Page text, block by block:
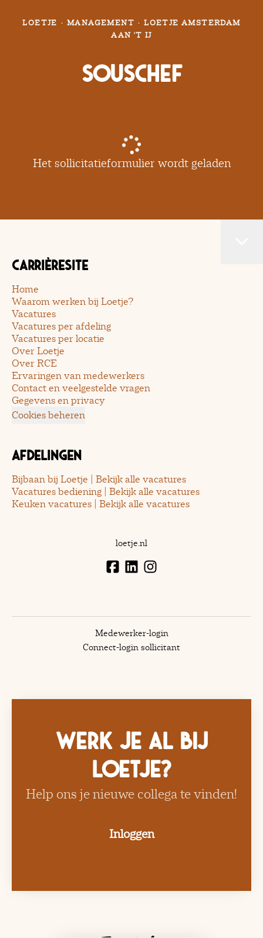
LOETJE · MANAGEMENT · LOETJE AMSTERDAM
AAN 'T IJ
Souschef
Het sollicitatieformulier wordt geladen
Carrièresite
Home
Waarom werken bij Loetje?
Vacatures
Vacatures per afdeling
Vacatures per locatie
Over Loetje
Over RCE
Ervaringen van medewerkers
Contact en veelgestelde vragen
Gegevens en privacy
Cookies beheren
Afdelingen
Bijbaan bij Loetje | Bekijk alle vacatures
Vacatures bediening | Bekijk alle vacatures
Keuken vacatures | Bekijk alle vacatures
loetje.nl
Medewerker-login
Connect-login sollicitant
Werk je al bij
Loetje?
Help ons je nieuwe collega te vinden!
Inloggen